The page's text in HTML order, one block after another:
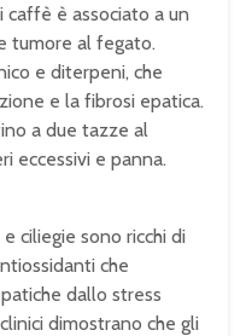
è associato a un
tumore al fegato.
e diterpeni, che
e la fibrosi epatica.
a due tazze al
eccessivi e panna.
ciliegie sono ricchi di
che
dallo stress
dimostrano che gli